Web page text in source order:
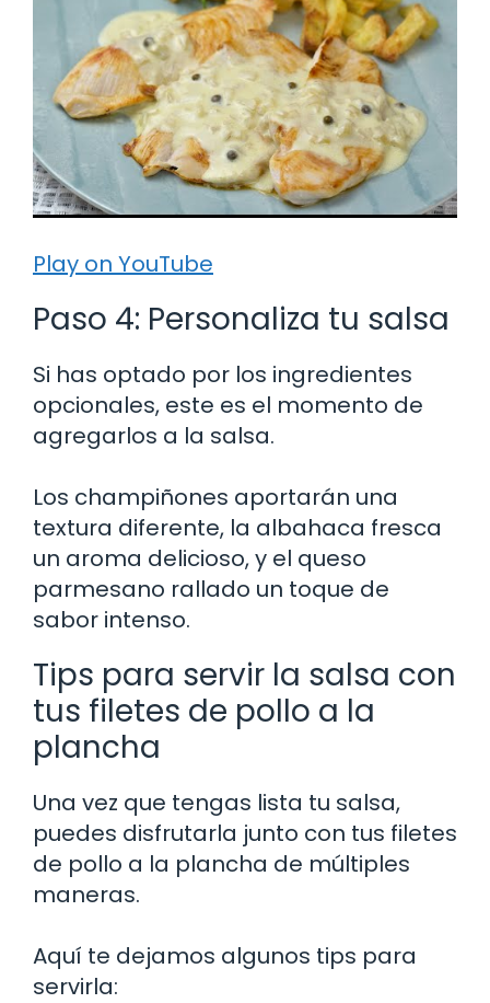
Play on YouTube
Paso 4: Personaliza tu salsa
Si has optado por los ingredientes
opcionales, este es el momento de
agregarlos a la salsa.
Los champiñones aportarán una
textura diferente, la albahaca fresca
un aroma delicioso, y el queso
parmesano rallado un toque de
sabor intenso.
Tips para servir la salsa con
tus filetes de pollo a la
plancha
Una vez que tengas lista tu salsa,
puedes disfrutarla junto con tus filetes
de pollo a la plancha de múltiples
maneras.
Aquí te dejamos algunos tips para
servirla: